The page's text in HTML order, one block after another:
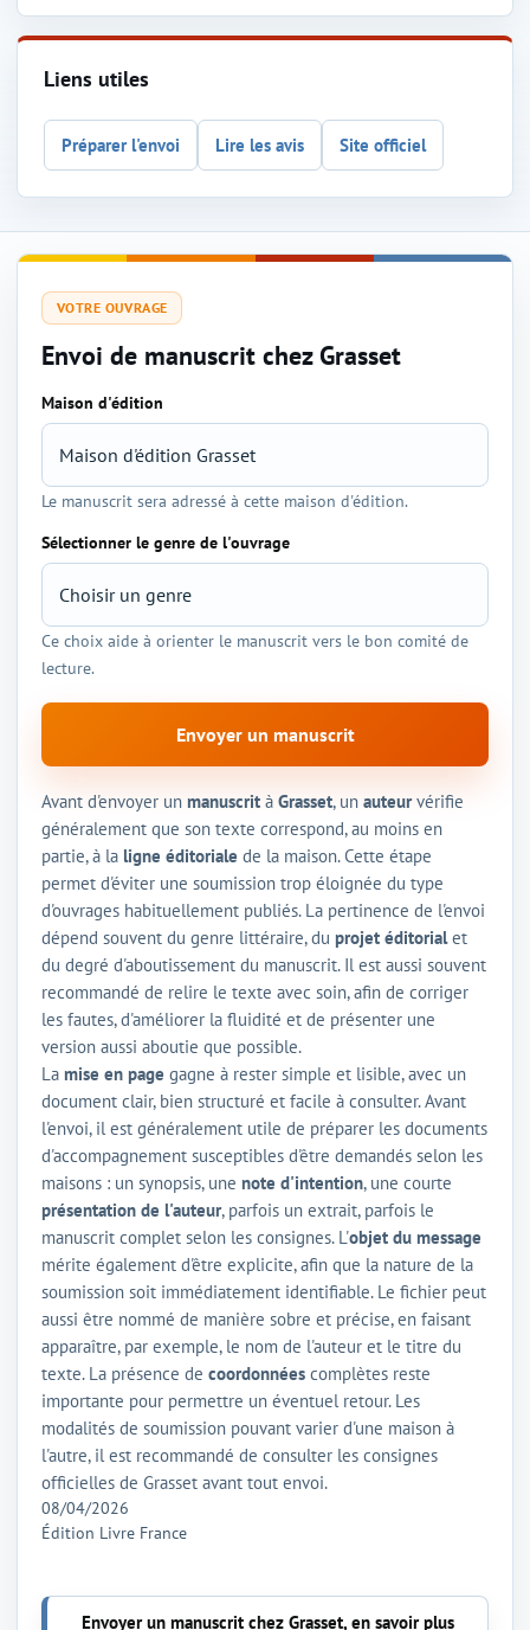
Liens utiles
Préparer l'envoi Lire les avis Site officiel
VOTRE OUVRAGE
Envoi de manuscrit chez Grasset
Sélection de l'éditeur et du genre
Maison d'édition
Le manuscrit sera adressé à cette maison d'édition.
Sélectionner le genre de l'ouvrage
Ce choix aide à orienter le manuscrit vers le bon comité de
lecture.
Envoyer un manuscrit
Avant d'envoyer un manuscrit à Grasset, un auteurvérifie
généralement que son texte correspond, au moins en
partie, à la ligne éditoriale de la maison. Cette étape
permet d'éviter une soumission trop éloignée du type
d'ouvrages habituellement publiés. La pertinence de l'envoi
dépend souvent du genre littéraire, du projet éditorialet
du degré d'aboutissement du manuscrit. Il est aussi souvent
recommandé de relire le texte avec soin, afin de corriger
les fautes, d'améliorer la fluidité et de présenter une
version aussi aboutie que possible.
La mise en page gagne à rester simple et lisible, avec un
document clair, bien structuré et facile à consulter. Avant
l'envoi, il est généralement utile de préparer les documents
d'accompagnement susceptibles d'être demandés selon les
maisons : un synopsis, une note d'intention, une courte
présentation de l'auteur, parfois un extrait, parfois le
manuscrit complet selon les consignes. L'objet du message
mérite également d'être explicite, afin que la nature de la
soumission soit immédiatement identifiable. Le fichier peut
aussi être nommé de manière sobre et précise, en faisant
apparaître, par exemple, le nom de l'auteur et le titre du
texte. La présence de coordonnées complètes reste
importante pour permettre un éventuel retour. Les
modalités de soumission pouvant varier d'une maison à
l'autre, il est recommandé de consulter les consignes
officielles de Grasset avant tout envoi.
08/04/2026
Édition Livre France
Envoyer un manuscrit chez Grasset, en savoir plus